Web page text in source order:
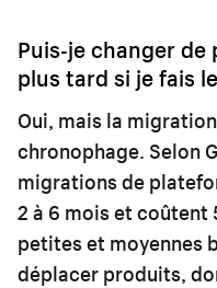
Puis-je changer
plus tard si je fais
Oui, mais la
chronophage. Selon
migrations de
2 à 6 mois et coûtent
petites et moyennes
déplacer produits,